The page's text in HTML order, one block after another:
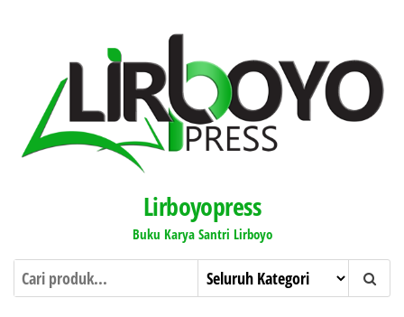
Lirboyopress
Buku Karya Santri Lirboyo